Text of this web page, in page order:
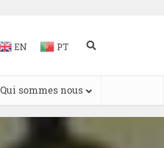
EN PT
Qui sommes nous